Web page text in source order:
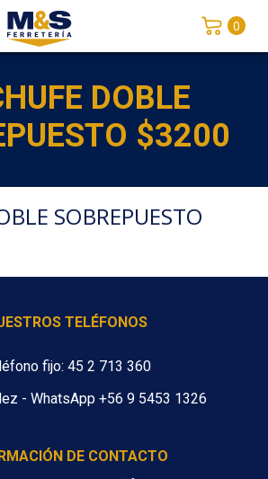
0
DOBLE
$3200
SOBREPUESTO
TELÉFONOS
fijo: 45 2 713 360
- WhatsApp +56 9 5453 1326
DE CONTACTO